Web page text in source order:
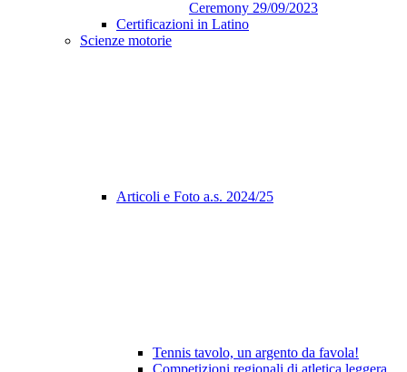
Ceremony 29/09/2023
Certificazioni in Latino
Scienze motorie
Articoli e Foto a.s. 2024/25
Tennis tavolo, un argento da favola!